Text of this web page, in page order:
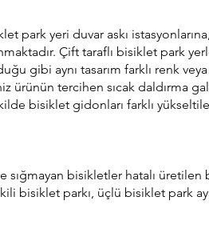
park yeri duvar askı
Çift taraflı bisiklet park
gibi aynı tasarım farklı renk
tercihen sıcak daldırma
bisiklet gidonları farklı
bisikletler hatalı üretilen
bisiklet parkı, üçlü bisiklet park